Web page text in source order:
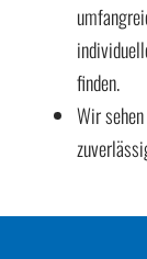
finden.
Wir